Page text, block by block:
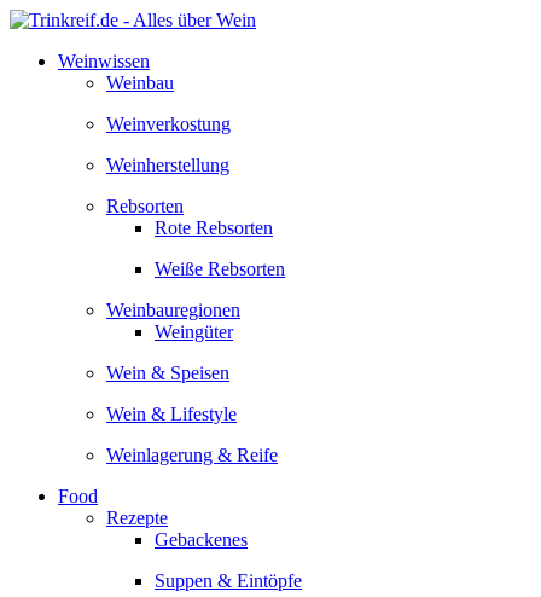
Zum
springenWeinwissen
Weinbau
Weinverkostung
Weinherstellung
Rebsorten
Rote Rebsorten
Weiße Rebsorten
Weinbauregionen
Weingüter
Wein & Speisen
Wein & Lifestyle
Weinlagerung & Reife
Food
Rezepte
Gebackenes
Suppen & Eintöpfe